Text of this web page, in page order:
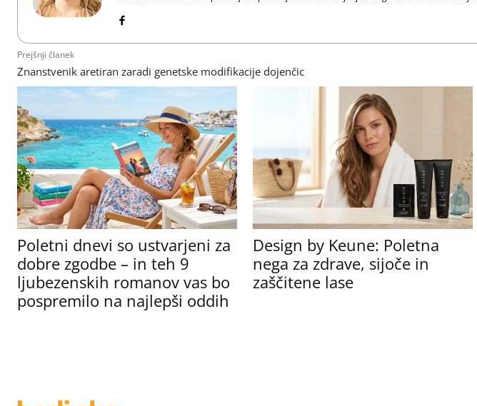
Prejšnji članek
Znanstvenik aretiran zaradi genetske modifikacije dojenčic
Poletni dnevi so ustvarjeni za
dobre zgodbe – in teh 9
ljubezenskih romanov vas bo
pospremilo na najlepši oddih
Design by Keune: Poletna
nega za zdrave, sijoče in
zaščitene lase